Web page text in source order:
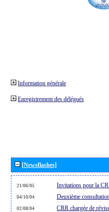
Information générale
Enregistrement des délégués
[Newsflashes]
21/06/05 Invitations pour la
04/10/04 Deuxième
02/08/04 CRR chargée de